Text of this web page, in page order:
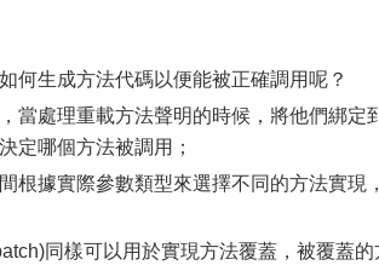
何生成方法代碼以便能被正確調用呢？
當處理重載方法聲明的時候，將他們綁定
定哪個方法被調用；
根據實際參數類型來選擇不同的方法實現
同樣可以用於實現方法覆蓋，被覆蓋